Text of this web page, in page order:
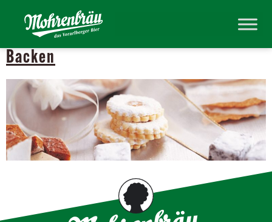
Kategorie:
Backen